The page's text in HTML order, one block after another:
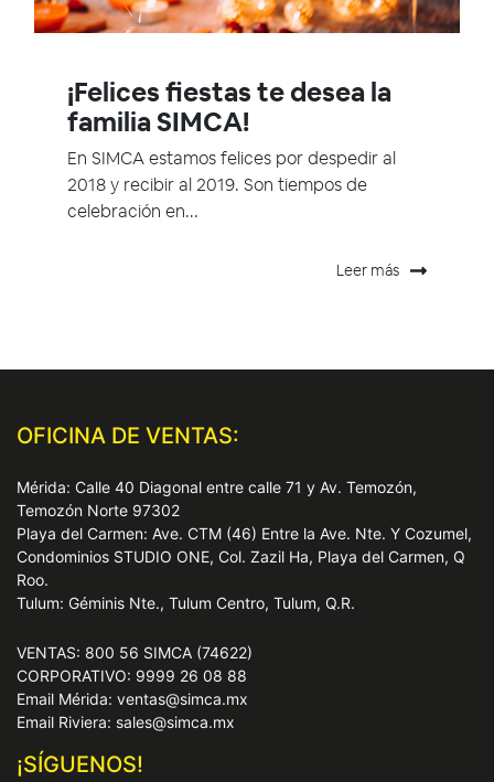
¡Felices fiestas te desea la
familia SIMCA!
En SIMCA estamos felices por despedir al
2018 y recibir al 2019. Son tiempos de
celebración en...
Leer más
OFICINA DE VENTAS:
Mérida: Calle 40 Diagonal entre calle 71 y Av. Temozón,
Temozón Norte 97302
Playa del Carmen: Ave. CTM (46) Entre la Ave. Nte. Y Cozumel,
Condominios STUDIO ONE, Col. Zazil Ha, Playa del Carmen, Q
Roo.
Tulum: Géminis Nte., Tulum Centro, Tulum, Q.R.
VENTAS: 800 56 SIMCA (74622)
CORPORATIVO: 9999 26 08 88
Email Mérida: ventas@simca.mx
Email Riviera: sales@simca.mx
¡SÍGUENOS!